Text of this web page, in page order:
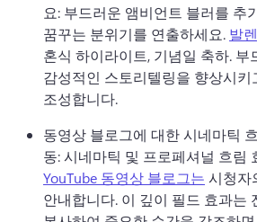
요: 부드러운 앰비언트 블러를 추
꿈꾸는 분위기를 연출하세요. 발
혼식 하이라이트, 기념일 축하. 부
감성적인 스토리텔링을 향상시
조성합니다.
동영상 블로그에 대한 시네마틱
동: 시네마틱 및 프로페셔널 흐림
YouTube 동영상 블로그는 시청자
안내합니다. 이 깊이 필드 효과는